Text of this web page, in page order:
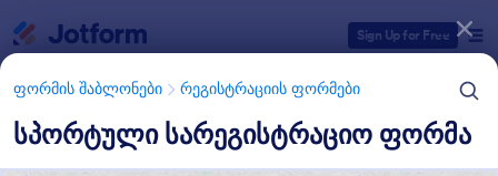
Sign Up for Free
ფორმის შაბლონები რეგისტრაციის ფორმები
სპორტული სარეგისტრაციო ფორმა
ფორმის შაბლონების კატეგორიები